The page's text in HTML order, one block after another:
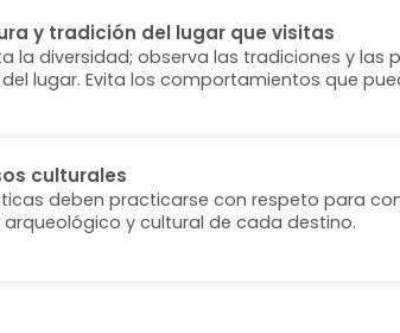
y tradición del lugar que visitas
la diversidad; observa las tradiciones y las
lugar. Evita los comportamientos que
culturales
deben practicarse con respeto para
y cultural de cada destino.